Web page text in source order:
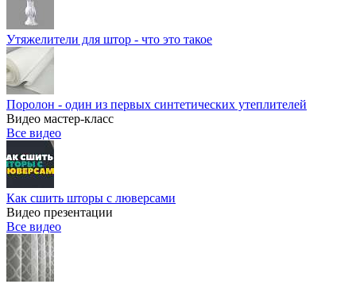
Утяжелители для штор - что это такое
Поролон - один из первых синтетических утеплителей
Видео мастер-класс
Все видео
Как сшить шторы с люверсами
Видео презентации
Все видео